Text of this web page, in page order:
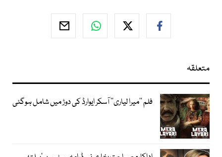
متعلقہ
فلم ’’میرا لیاری‘‘ آسکر ایوارڈ کی دوڑ میں شامل ہوگئی